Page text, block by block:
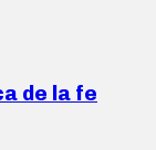
de la fe